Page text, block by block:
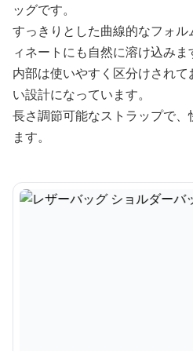
ッグです。
すっきりとした曲線的なフォ
ィネートにも自然に溶け込みま
内部は使いやすく区分けされ
い設計になっています。
長さ調節可能なストラップで
ます。